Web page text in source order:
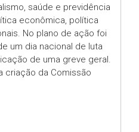
saúde e previdência
econômica, política
No plano de ação foi
um dia nacional de luta
de uma greve geral.
criação da Comissão